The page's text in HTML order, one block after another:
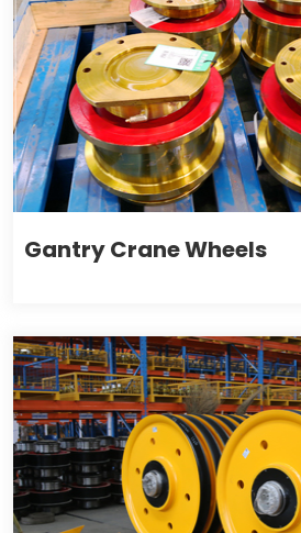
Gantry Crane Wheels